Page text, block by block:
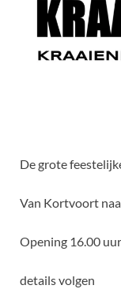
De grote
Van Kortvoort
Opening 16.00 uur
details volgen